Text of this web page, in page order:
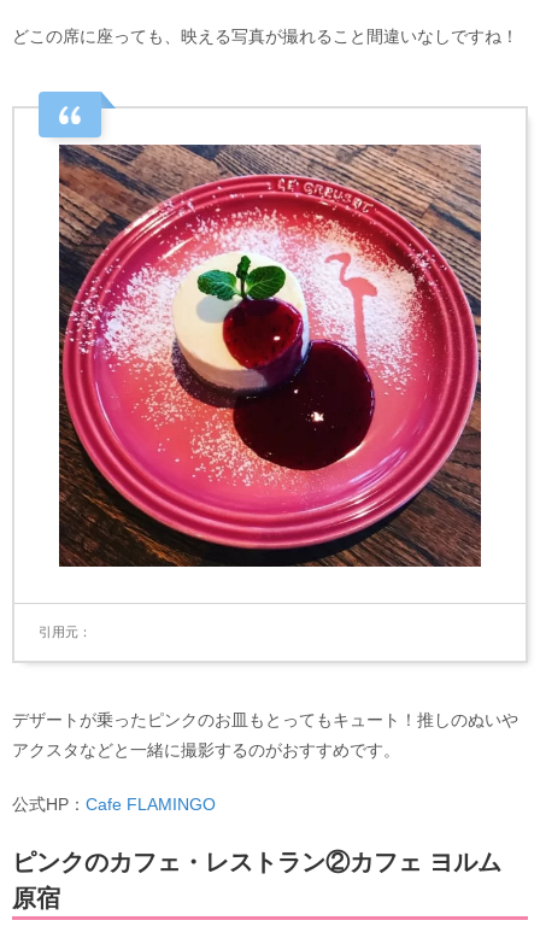
どこの席に座っても、映える写真が撮れること間違いなしですね！
引用元
デザートが乗ったピンクのお皿もとってもキュート！推しのぬいや
アクスタなどと一緒に撮影するのがおすすめです。
公式HP： Cafe FLAMINGO
ピンクのカフェ・レストラン②カフェ ヨルム
原宿